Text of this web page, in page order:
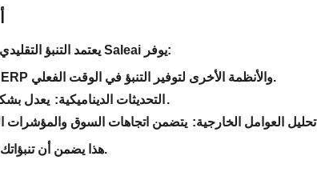
يعتمد التنبؤ التقليدي غالبًا على التقارير التي عفا عليها الزمن ، لكن Saleai يوفر:
المزامنة مع CRM و ERP والأنظمة الأخرى لتوفير التنبؤ في الوقت الفعلي.
التحديثات الديناميكية: يعدل بشكل مستمر التنبؤات عند إضافة بيانات جديدة.
تحليل العوامل الخارجية:
هذا يضمن أن تنبؤاتك دقيقة دائمًا وذات صلة بظروف السوق الحالية.